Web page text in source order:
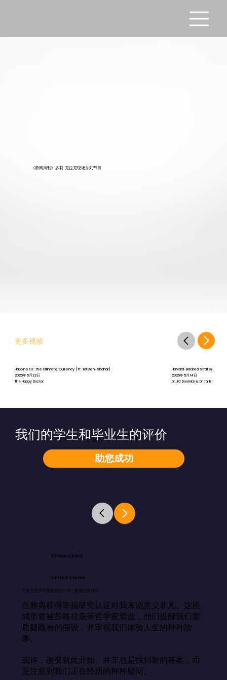
《新闻周刊》多莉·克拉克现场系列节目
更多视频
Happiness: The Ultimate Currency (ft. Tal Ben-Shahar)
2026年5月22日
The Happy Doctor
Harvard-Backed Strategies for
2026年5月14日
Dr. JC Doornick & Dr. Tal Ben-
助您成功
我们的学生和毕业生的评价
Cheena Kaul
United States
不要只是浑浑噩噩地过一天，要精心设计它。
在雅典获得幸福研究认证对我来说意义非凡。这座
城市曾被苏格拉底等哲学家塑造，他们提醒我们要
质疑既有的假设，并审视我们体验人生的种种故
事。
或许，改变就此开始。并非总是找到新的答案，而
是注意到我们正在经历的种种疑问。